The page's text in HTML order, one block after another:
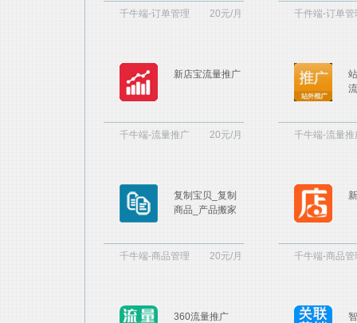
千牛端-订单管理 20元/月 千件端-订单管
新店宝流量推广
千牛端-流量推广 20元/月 千牛端-流量推
复制宝贝_复制
商品_产品搬家
千牛端-商品管理 20元/月 千牛端-商品管
360流量推广